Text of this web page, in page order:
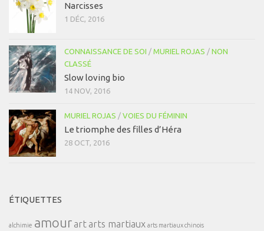
Narcisses
1 DÉC, 2016
CONNAISSANCE DE SOI / MURIEL ROJAS / NON
CLASSÉ
Slow loving bio
14 NOV, 2016
MURIEL ROJAS / VOIES DU FÉMININ
Le triomphe des filles d’Héra
28 OCT, 2016
ÉTIQUETTES
alchimie amour art arts martiaux arts martiaux chinois